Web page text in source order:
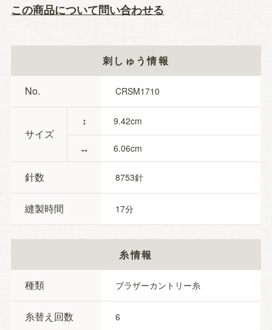
この商品について問い合わせる
刺しゅう情報
No. CRSM1710
サイズ
↕
↔
9.42
6.06
針数 8753
縫製時間 17
糸情報
種類 ブラザーカントリー糸
糸替え回数 6